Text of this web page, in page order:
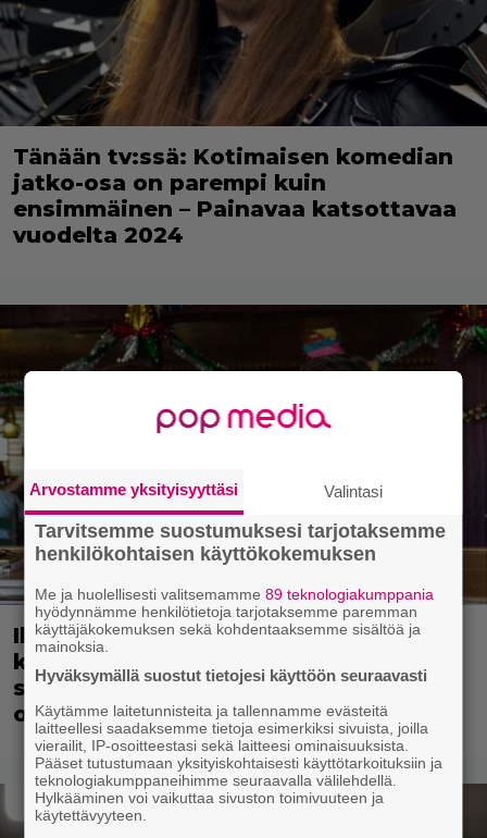
Tänään tv:ssä: Kotimaisen komedian
jatko-osa on parempi kuin
ensimmäinen – Painavaa katsottavaa
vuodelta 2024
Illalla tv:ssä: Tähtikaksikon kemia
kantaa Hollywoodin rikoskomediaa –
suomalainen este kaatoi jatko-
osahaaveet
Arvostamme yksityisyyttäsi Valintasi
Tarvitsemme suostumuksesi tarjotaksemme
henkilökohtaisen käyttökokemuksen
Me ja huolellisesti valitsemamme89 teknologiakumppania
hyödynnämme henkilötietoja tarjotaksemme paremman
käyttäjäkokemuksen sekä kohdentaaksemme sisältöä ja
mainoksia.
Hyväksymällä suostut tietojesi käyttöön seuraavasti
Käytämme laitetunnisteita ja tallennamme evästeitä
laitteellesi saadaksemme tietoja esimerkiksi sivuista, joilla
vierailit, IP-osoitteestasi sekä laitteesi ominaisuuksista.
Pääset tutustumaan yksityiskohtaisesti käyttötarkoituksiin ja
teknologiakumppaneihimme seuraavalla välilehdellä.
Hylkääminen voi vaikuttaa sivuston toimivuuteen ja
käytettävyyteen.